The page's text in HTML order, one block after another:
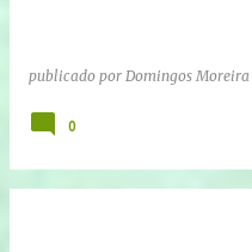
publicado por Domingos Moreira
0